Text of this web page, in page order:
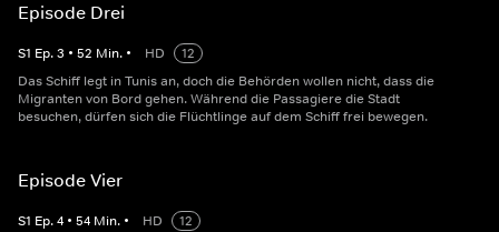
Episode Drei
S1 Ep.3 • 52 Min. • HD
12
Das Schiff legt in Tunis an, doch die Behörden wollen nicht, dass die
Migranten von Bord gehen. Während die Passagiere die Stadt
besuchen, dürfen sich die Flüchtlinge auf dem Schiff frei bewegen.
Episode Vier
S1 Ep.4 • 54 Min. • HD
12